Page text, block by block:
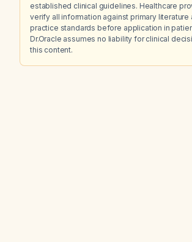
established clinical guidelines. Healthcare
verify all information against primary literature
practice standards before application in
Dr.Oracle assumes no liability for clinical
this content.